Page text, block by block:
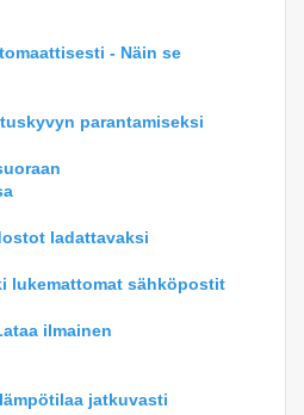
- Näin se
parantamiseksi
ladattavaksi
lukemattomat sähköpostit
ilmainen
jatkuvasti